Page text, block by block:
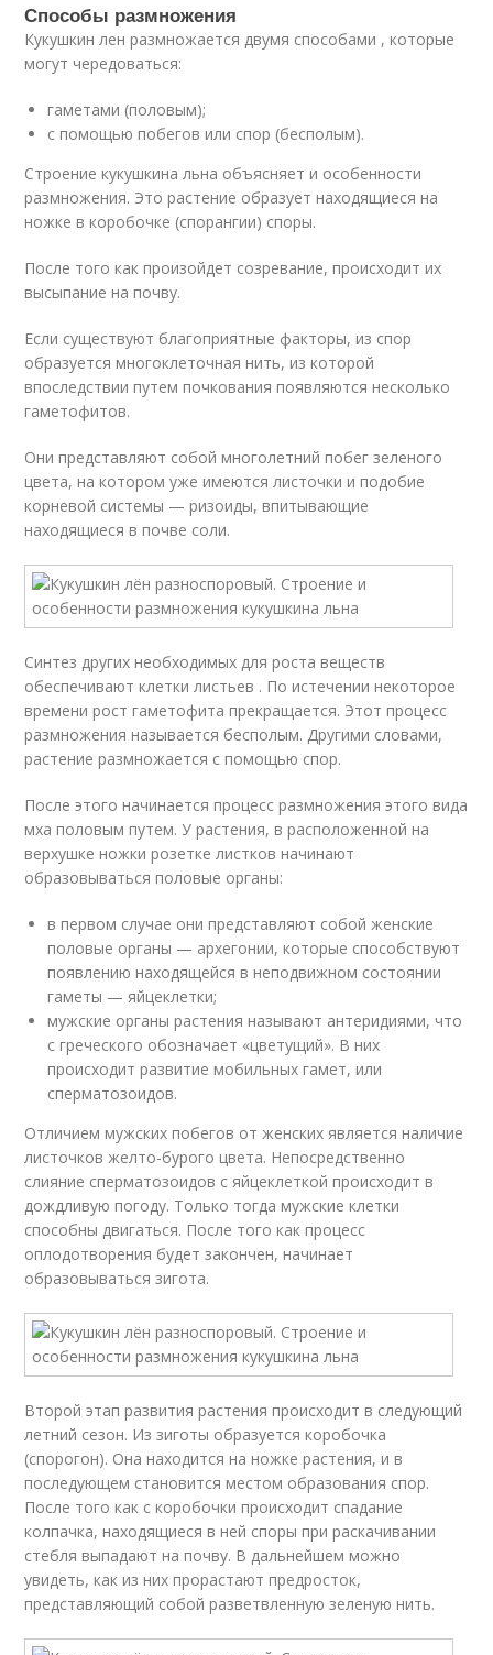
Способы размножения
Кукушкин лен размножается двумя способами , которые
могут чередоваться:
гаметами (половым);
с помощью побегов или спор (бесполым).
Строение кукушкина льна объясняет и особенности
размножения. Это растение образует находящиеся на
ножке в коробочке (спорангии) споры.
После того как произойдет созревание, происходит их
высыпание на почву.
Если существуют благоприятные факторы, из спор
образуется многоклеточная нить, из которой
впоследствии путем почкования появляются несколько
гаметофитов.
Они представляют собой многолетний побег зеленого
цвета, на котором уже имеются листочки и подобие
корневой системы — ризоиды, впитывающие
находящиеся в почве соли.
Синтез других необходимых для роста веществ
обеспечивают клетки листьев . По истечении некоторое
времени рост гаметофита прекращается. Этот процесс
размножения называется бесполым. Другими словами,
растение размножается с помощью спор.
После этого начинается процесс размножения этого вида
мха половым путем. У растения, в расположенной на
верхушке ножки розетке листков начинают
образовываться половые органы:
в первом случае они представляют собой женские
половые органы — архегонии, которые способствуют
появлению находящейся в неподвижном состоянии
гаметы — яйцеклетки;
мужские органы растения называют антеридиями, что
с греческого обозначает «цветущий». В них
происходит развитие мобильных гамет, или
сперматозоидов.
Отличием мужских побегов от женских является наличие
листочков желто-бурого цвета. Непосредственно
слияние сперматозоидов с яйцеклеткой происходит в
дождливую погоду. Только тогда мужские клетки
способны двигаться. После того как процесс
оплодотворения будет закончен, начинает
образовываться зигота.
Второй этап развития растения происходит в следующий
летний сезон. Из зиготы образуется коробочка
(спорогон). Она находится на ножке растения, и в
последующем становится местом образования спор.
После того как с коробочки происходит спадание
колпачка, находящиеся в ней споры при раскачивании
стебля выпадают на почву. В дальнейшем можно
увидеть, как из них прорастают предросток,
представляющий собой разветвленную зеленую нить.